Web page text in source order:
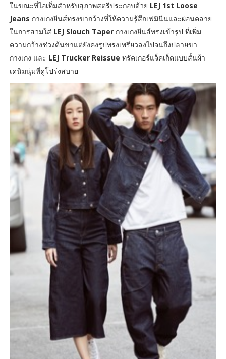
ในขณะที่ไอเท็มสำหรับสุภาพสตรีประกอบด้วย LEJ 1st Loose
Jeans กางเกงยีนส์ทรงขากว้างที่ให้ความรู้สึกเฟมินีนและผ่อนคลาย
ในการสวมใส่ LEJ Slouch Taperกางเกงยีนส์ทรงเข้ารูป ที่เพิ่ม
ความกว้างช่วงต้นขาแต่ยังคงรูปทรงเพรียวลงไปจนถึงปลายขา
กางเกง และ LEJ Trucker Reissue ทรัคเกอร์แจ็คเก็ตแบบสั้นผ้า
เดนิมนุ่มที่ดูโปร่งสบาย